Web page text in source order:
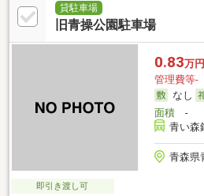
貸駐車場
旧青操公園駐車場
0.83万円
管理費等-
なし
面積-
青い森
青森県
即引き渡し可